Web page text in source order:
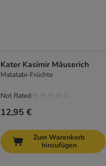
Kater Kasimir Mäuserich
Matatabi-Früchte
12,95 €
Not Rated
Zum Warenkorb
hinzufügen